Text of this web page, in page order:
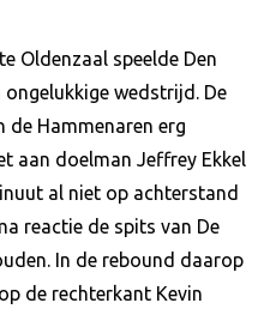
Oldenzaal speelde Den
ongelukkige wedstrijd. De
de Hammenaren erg
aan doelman Jeffrey Ekkel
al niet op achterstand
reactie de spits van De
In de rebound daarop
de rechterkant Kevin